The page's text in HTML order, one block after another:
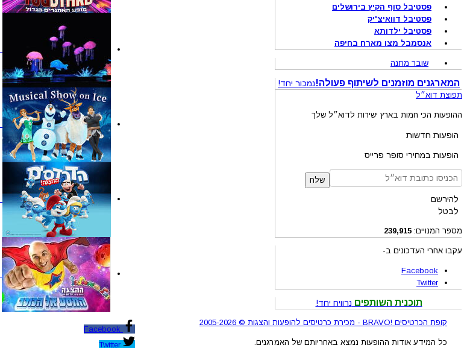
פסטיבל סוף הקיץ בירושלים
פסטיבל דוואיצ'יק
פסטיבל ילדותא
אנסמבל מצו מארח בחיפה
שובר מתנה
המארגנים מוזמנים לשיתוף פעולה!נמכור יחד!
תפוצת דוא״ל
ההופעות הכי חמות בארץ ישירות לדוא״ל שלך
הופעות חדשות
הופעות במחירי סופר פרייס
שלח
להירשם
לבטל
מספר המנויים: 239,915
עקבו אחרי העדכונים ב-
Facebook
Twitter
תוכנית השותפים נרוויח יחד!
קופת הכרטיסים !BRAVO - מכירת כרטיסים להופעות והצגות © 2005-2026
כל המידע אודות ההופעות נמצא באחריותם של האמרגנים.